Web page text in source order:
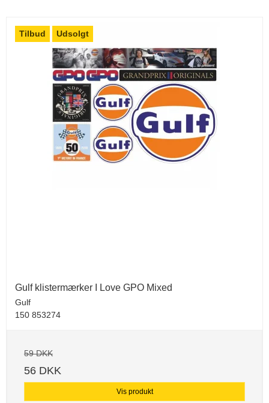
Tilbud Udsolgt
Gulf klistermærker I Love GPO Mixed
Gulf
150 853274
59 DKK
56 DKK
Vis produkt